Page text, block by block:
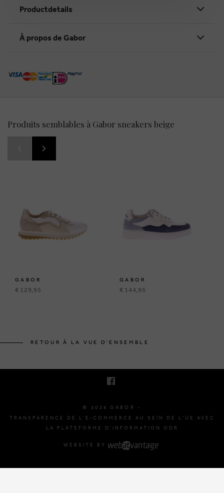
Productdetails
À propos de Gabor
Produits semblables à Gabor sneakers beige
GABOR
€ 129,95
GABOR
€ 144,95
RETOUR À LA VUE D'ENSEMBLE
© 2026 GABOR -
TRANSPARENCE DE L'E-COMMERCE AU SEIN DE L'UE AVEC
LA PLATEFORME D'INFORMATION ODR
WEBSITE BY